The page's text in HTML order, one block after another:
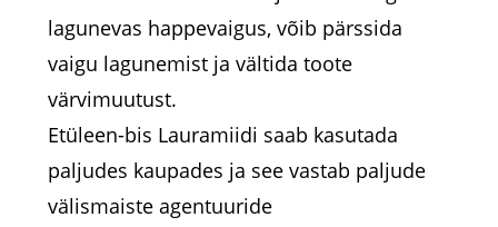
lagunevas happevaigus, võib pärssida
vaigu lagunemist ja vältida toote
värvimuutust.
Etüleen-bis Lauramiidi saab kasutada
paljudes kaupades ja see vastab paljude
välismaiste agentuuride